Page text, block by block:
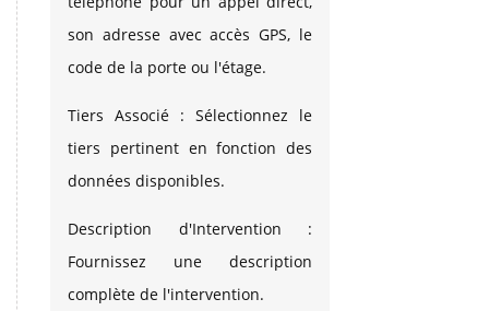
son adresse avec accès GPS, le
code de la porte ou l'étage.
Tiers Associé : Sélectionnez le
tiers pertinent en fonction des
données disponibles.
Description d'Intervention :
Fournissez une description
complète de l'intervention.